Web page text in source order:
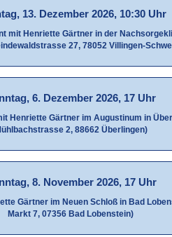
13. Dezember 2026, 10:30 Uhr
mit Henriette Gärtner in der
27, 78052 Villingen-
6. Dezember 2026, 17 Uhr
Henriette Gärtner im Augustinum in
2, 88662 Überlingen)
8. November 2026, 17 Uhr
Gärtner im Neuen Schloß in Bad
Markt 7, 07356 Bad Lobenstein)